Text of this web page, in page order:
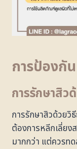
การป้องกั
การรักษาสิว
การรักษาสิวด้วยวิ
ต้องการหลีกเลี่ยง
มากกว่า แต่ควรท